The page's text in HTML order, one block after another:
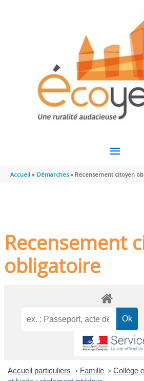
MENU
Accueil Démarches Recensement citoyen
Recensement
obligatoire
Accueil particuliers > Famille > Collège